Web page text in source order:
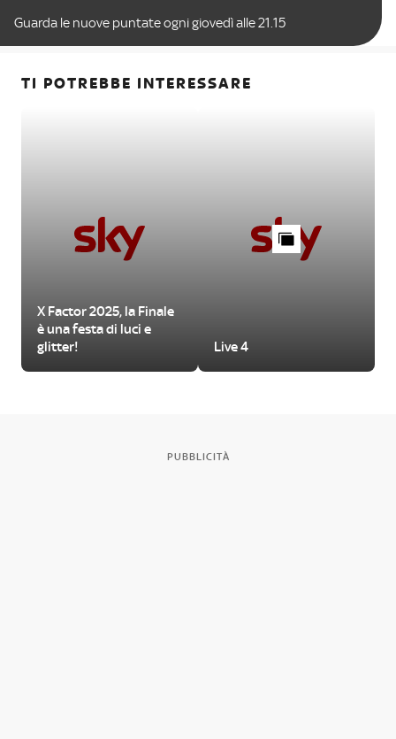
Guarda le nuove puntate ogni giovedì alle 21.15
TI POTREBBE INTERESSARE
X Factor 2025, la Finale
è una festa di luci e
glitter!
Live 4
PUBBLICITÀ